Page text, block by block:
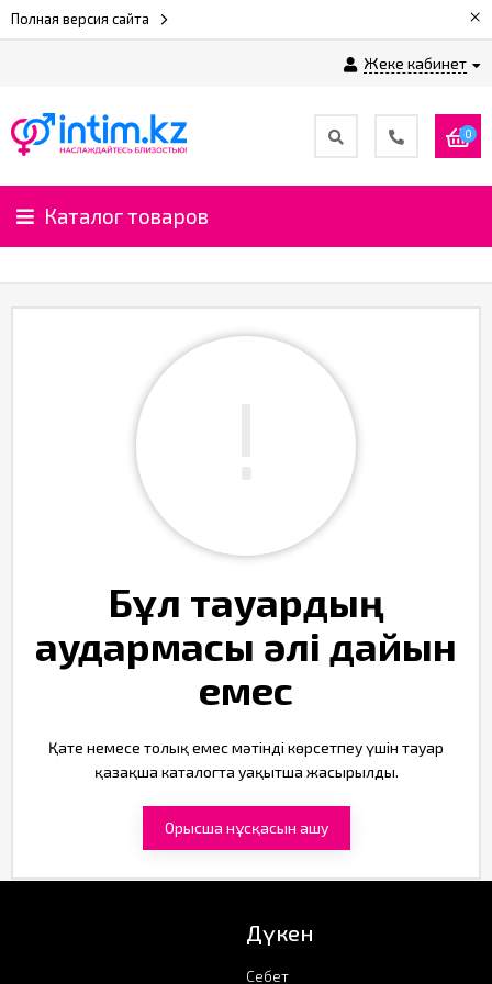
Полная версия сайта ×
Жеке кабинет
0
Каталог товаров
Бұл тауардың
аудармасы әлі дайын
емес
Қате немесе толық емес мәтінді көрсетпеу үшін тауар
қазақша каталогта уақытша жасырылды.
Орысша нұсқасын ашу
Дүкен
Себет